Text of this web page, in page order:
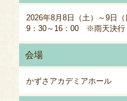
2026年8月8日（土）～9日（
9：30～16：00 ※雨天決行
会場
かずさアカデミアホール